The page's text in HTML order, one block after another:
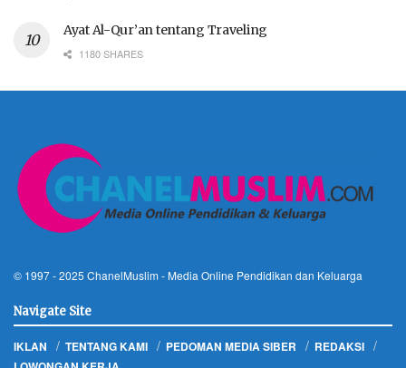
Ayat Al-Qur’an tentang Traveling
1180 SHARES
© 1997 - 2025 ChanelMuslim - Media Online Pendidikan dan Keluarga
Navigate Site
IKLAN TENTANG KAMI PEDOMAN MEDIA SIBER
REDAKSI